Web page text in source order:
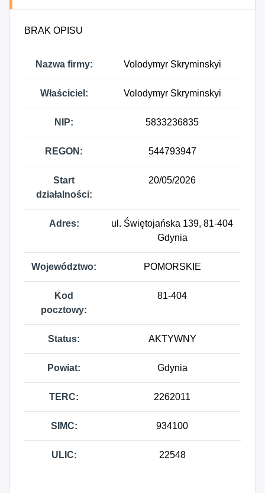
BRAK OPISU
Nazwa firmy: Volodymyr Skryminskyi
Właściciel: Volodymyr Skryminskyi
NIP: 5833236835
REGON: 544793947
Start
działalności:
20/05/2026
Adres:
ul. Świętojańska 139, 81-404
Gdynia
Województwo: POMORSKIE
Kod
pocztowy:
81-404
Status: AKTYWNY
Powiat: Gdynia
TERC: 2262011
SIMC: 934100
ULIC: 22548